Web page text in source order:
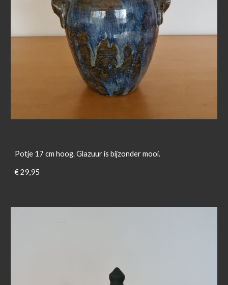
Potje 17 cm hoog. Glazuur is bijzonder mooi.
€ 29,95